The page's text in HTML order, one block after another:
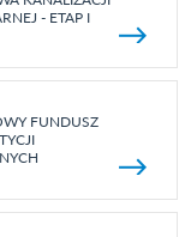
- ETAP I
FUNDUSZ